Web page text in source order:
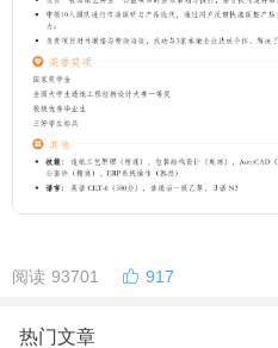
阅读 93701 917
热门文章